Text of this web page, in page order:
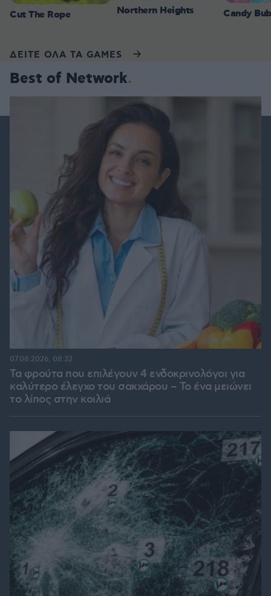
Cut The Rope Northern Heights Candy
ΔΕΙΤΕ ΟΛΑ ΤΑ GAMES
Best of Network
Τα φρούτα που επιλέγουν 4 ενδοκρινολόγοι για
καλύτερο έλεγχο του σακχάρου – Το ένα μειώνει
το λίπος στην κοιλιά
07.08.2026, 08:32